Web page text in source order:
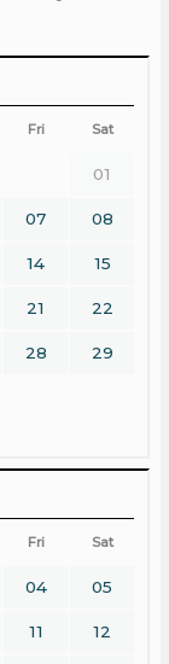
Fri Sat
01
07 08
14 15
21 22
28 29
Fri Sat
04 05
11 12